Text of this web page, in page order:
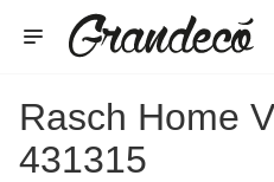
Rasch Home
431315